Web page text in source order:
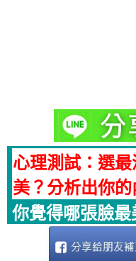
心理測試：選
美？分析出你的
你覺得哪張臉最